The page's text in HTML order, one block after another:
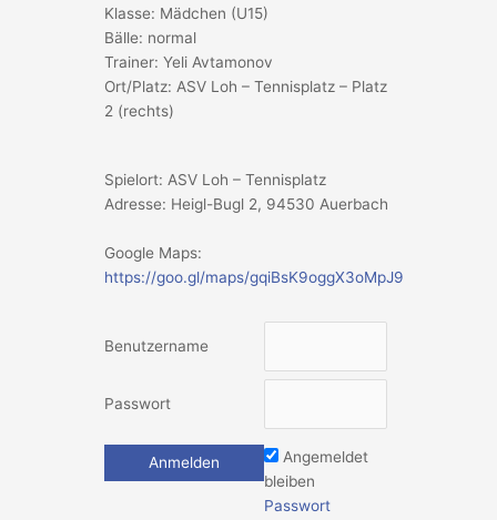
Klasse: Mädchen (U15)
Bälle: normal
Trainer: Yeli Avtamonov
Ort/Platz: ASV Loh – Tennisplatz – Platz
2 (rechts)
Spielort: ASV Loh – Tennisplatz
Adresse: Heigl-Bugl 2, 94530 Auerbach
Google Maps:
https://goo.gl/maps/gqiBsK9oggX3oMpJ9
Benutzername
Passwort
Angemeldet
bleiben
Passwort